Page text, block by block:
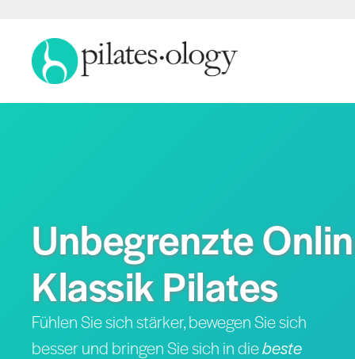
Unbegrenzte
Klassik Pilates
Fühlen Sie sich stärker, bewegen Sie sich
besser und bringen Sie sich in diebeste